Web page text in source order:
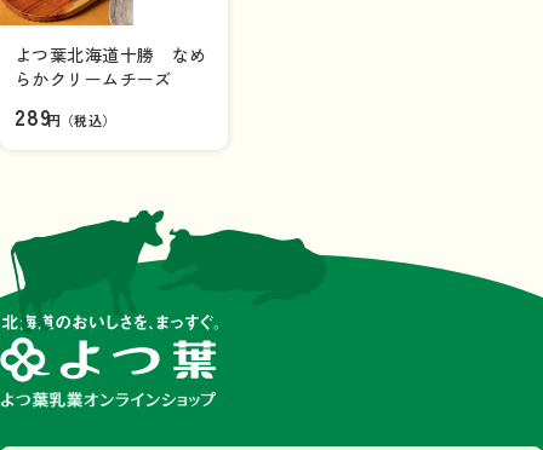
よつ葉北海道十勝 なめ
らかクリームチーズ
289円（税込）